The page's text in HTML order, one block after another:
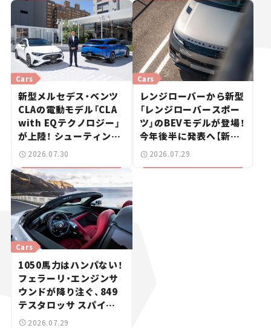
Cars
新型メルセデス・ベンツ
CLAの電動モデル「CLA
with EQテクノロジー」
が上陸！ シューティング
ブレークも発売【新車ニ
2026.07.30
Cars
レンジローバーから新型
「レンジローバースポー
ツ」のBEVモデルが登場！
今年後半に発表へ【新車
ニュース】
2026.07.29
Cars
1050馬力はハンパない！
フェラーリ・エンジンサ
ウンドが降り注ぐ、849
テスタロッサ スパイダ
ーに試乗。
2026.07.29